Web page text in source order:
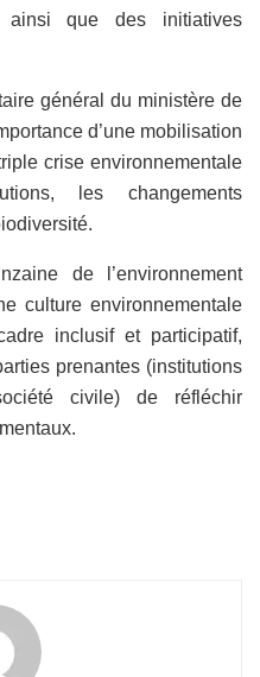
ainsi que des initiatives
général du ministère de
d’une mobilisation
crise environnementale
les changements
de l’environnement
culture environnementale
inclusif et participatif,
prenantes (institutions
civile) de réfléchir